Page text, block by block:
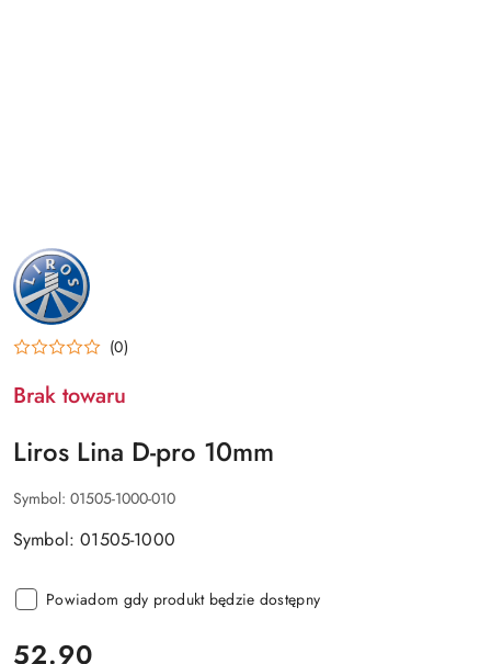
NAZWA
PRODUCENTA:
LIROS
(0)
Brak towaru
Liros Lina D-pro 10mm
Symbol: 01505-1000-010
Symbol: 01505-1000
Powiadom gdy produkt będzie dostępny
cena:
52.90